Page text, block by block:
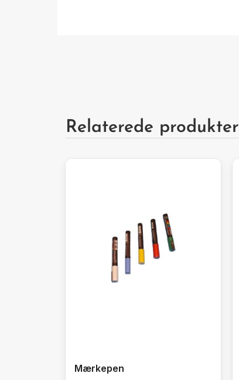
Relaterede produkter
Mærkepen